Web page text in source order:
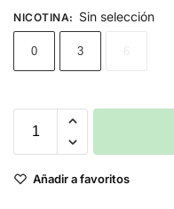
NICOTINA: Sin selección
0 3
Añadir a favoritos